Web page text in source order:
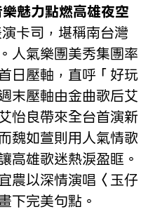
魅力點燃高雄夜空
卡司，堪稱南台灣
人氣樂團美秀集團率
日壓軸，直呼「好玩
末壓軸由金曲歌后艾
怡良帶來全台首演新
魏如萱則用人氣情歌
高雄歌迷熱淚盈眶。
農以深情演唱〈玉仔
下完美句點。